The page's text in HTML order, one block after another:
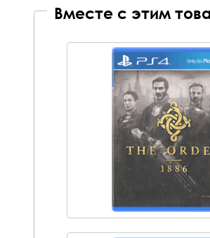
Вместе с этим